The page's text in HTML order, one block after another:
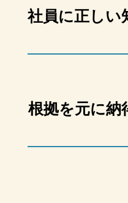
社員に正しい
根拠を元に納